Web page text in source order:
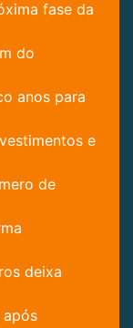
fase da
do
anos para
e
de
deixa
após